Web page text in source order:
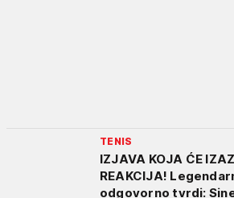
TENIS
IZJAVA KOJA ĆE
REAKCIJA!
odgovorno tvrdi: